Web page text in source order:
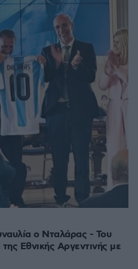
ο Νταλάρας - Του
Εθνικής Αργεντινής με